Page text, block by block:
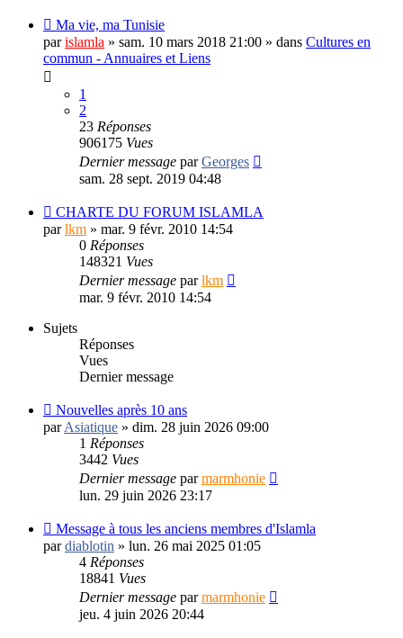
Ma vie, ma Tunisie
parislamla » sam. 10 mars 2018 21:00 » dans Cultures en
commun - Annuaires et Liens
1
2
23 Réponses
906175 Vues
Dernier message parGeorges
sam. 28 sept. 2019 04:48
CHARTE DU FORUM ISLAMLA
parlkm » mar. 9 févr. 2010 14:54
0 Réponses
148321 Vues
Dernier message parlkm
mar. 9 févr. 2010 14:54
Sujets
Réponses
Vues
Dernier message
Nouvelles après 10 ans
parAsiatique » dim. 28 juin 2026 09:00
1 Réponses
3442 Vues
Dernier message parmarmhonie
lun. 29 juin 2026 23:17
Message à tous les anciens membres d'Islamla
pardiablotin » lun. 26 mai 2025 01:05
4 Réponses
18841 Vues
Dernier message parmarmhonie
jeu. 4 juin 2026 20:44